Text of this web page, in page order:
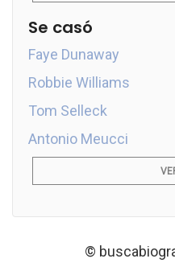
Se casó
Faye Dunaway
Robbie Williams
Tom Selleck
Antonio Meucci
©